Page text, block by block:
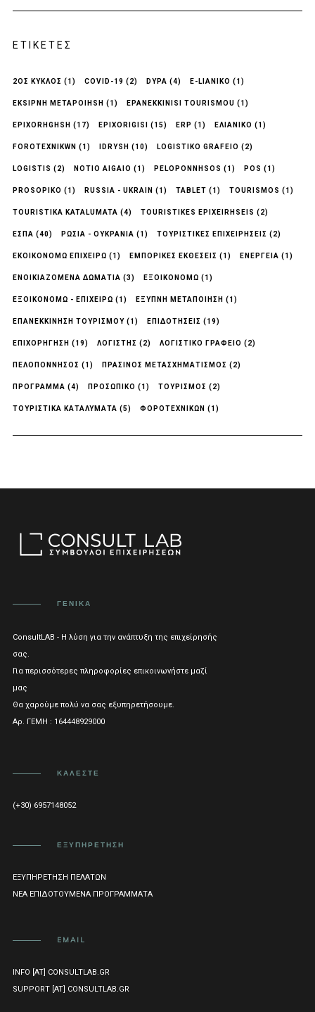
ΕΤΙΚΈΤΕΣ
2ΟΣ ΚΥΚΛΟΣ (1) COVID-19 (2) DYPA (4) E-LIANIKO (1)
EKSIPNH METAPOIHSH (1) EPANEKKINISI TOURISMOU (1)
EPIXORHGHSH (17) EPIXORIGISI (15) ERP (1) EΛΙΑΝΙΚΟ (1)
FOROTEXNIKWN (1) IDRYSH (10) LOGISTIKO GRAFEIO (2)
LOGISTIS (2) NOTIO AIGAIO (1) PELOPONNHSOS (1) POS (1)
PROSOPIKO (1) RUSSIA - UKRAIN (1) TABLET (1) TOURISMOS (1)
TOURISTIKA KATALUMATA (4) TOURISTIKES EPIXEIRHSEIS (2)
ΕΣΠΑ (40) ΡΩΣΊΑ - ΟΥΚΡΑΝΊΑ (1) ΤΟΥΡΙΣΤΙΚΈΣ ΕΠΙΧΕΙΡΉΣΕΙΣ (2)
ΕΚΟΙΚΟΝΟΜΩ ΕΠΙΧΕΙΡΩ (1) ΕΜΠΟΡΙΚΈΣ ΕΚΘΈΣΕΙΣ (1) ΕΝΈΡΓΕΙΑ (1)
ΕΝΟΙΚΙΑΖΟΜΕΝΑ ΔΩΜΑΤΙΑ (3) ΕΞΟΙΚΟΝΟΜΏ (1)
ΕΞΟΙΚΟΝΟΜΏ - ΕΠΙΧΕΙΡΏ (1) ΕΞΥΠΝΗ ΜΕΤΑΠΟΙΗΣΗ (1)
ΕΠΑΝΕΚΚΙΝΗΣΗ ΤΟΥΡΙΣΜΟΥ (1) ΕΠΙΔΟΤΗΣΕΙΣ (19)
ΕΠΙΧΟΡΉΓΗΣΗ (19) ΛΟΓΙΣΤΉΣ (2) ΛΟΓΙΣΤΙΚΌ ΓΡΑΦΕΊΟ (2)
ΠΕΛΟΠΟΝΝΗΣΟΣ (1) ΠΡΆΣΙΝΟΣ ΜΕΤΑΣΧΗΜΑΤΙΣΜΌΣ (2)
ΠΡΟΓΡΑΜΜΑ (4) ΠΡΟΣΩΠΙΚΟ (1) ΤΟΥΡΙΣΜΟΣ (2)
ΤΟΥΡΙΣΤΙΚΑ ΚΑΤΑΛΥΜΑΤΑ (5) ΦΟΡΟΤΕΧΝΙΚΩΝ (1)
ΓΕΝΙΚΑ
ConsultLAB - Η λύση για την ανάπτυξη της επιχείρησής
σας.
Για περισσότερες πληροφορίες επικοινωνήστε μαζί
μας
Θα χαρούμε πολύ να σας εξυπηρετήσουμε.
Αρ. ΓΕΜΗ : 164448929000
ΚΑΛΈΣΤΕ
(+30) 6957148052
ΕΞΥΠΗΡΈΤΗΣΗ
ΕΞΥΠΗΡΈΤΗΣΗ ΠΕΛΑΤΏΝ
ΝΈΑ ΕΠΙΔΟΤΟΎΜΕΝΑ ΠΡΟΓΡΆΜΜΑΤΑ
EMAIL
INFO [AT] CONSULTLAB.GR
SUPPORT [AT] CONSULTLAB.GR